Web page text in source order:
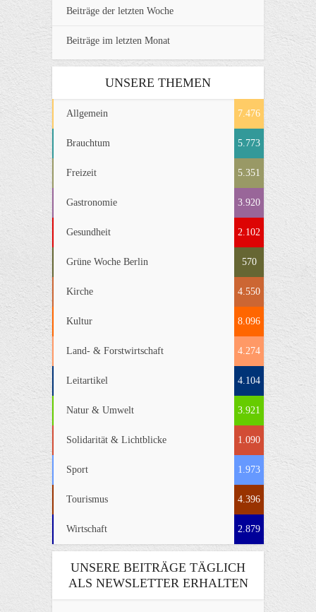
Beiträge der letzten Woche
Beiträge im letzten Monat
UNSERE THEMEN
Allgemein 7.476
Brauchtum 5.773
Freizeit 5.351
Gastronomie 3.920
Gesundheit 2.102
Grüne Woche Berlin 570
Kirche 4.550
Kultur 8.096
Land- & Forstwirtschaft 4.274
Leitartikel 4.104
Natur & Umwelt 3.921
Solidarität & Lichtblicke 1.090
Sport 1.973
Tourismus 4.396
Wirtschaft 2.879
UNSERE BEITRÄGE TÄGLICH
ALS NEWSLETTER ERHALTEN